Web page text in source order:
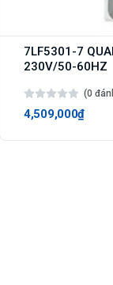
7LF5301-7
230V/50-60HZ
(0
4,509,000₫